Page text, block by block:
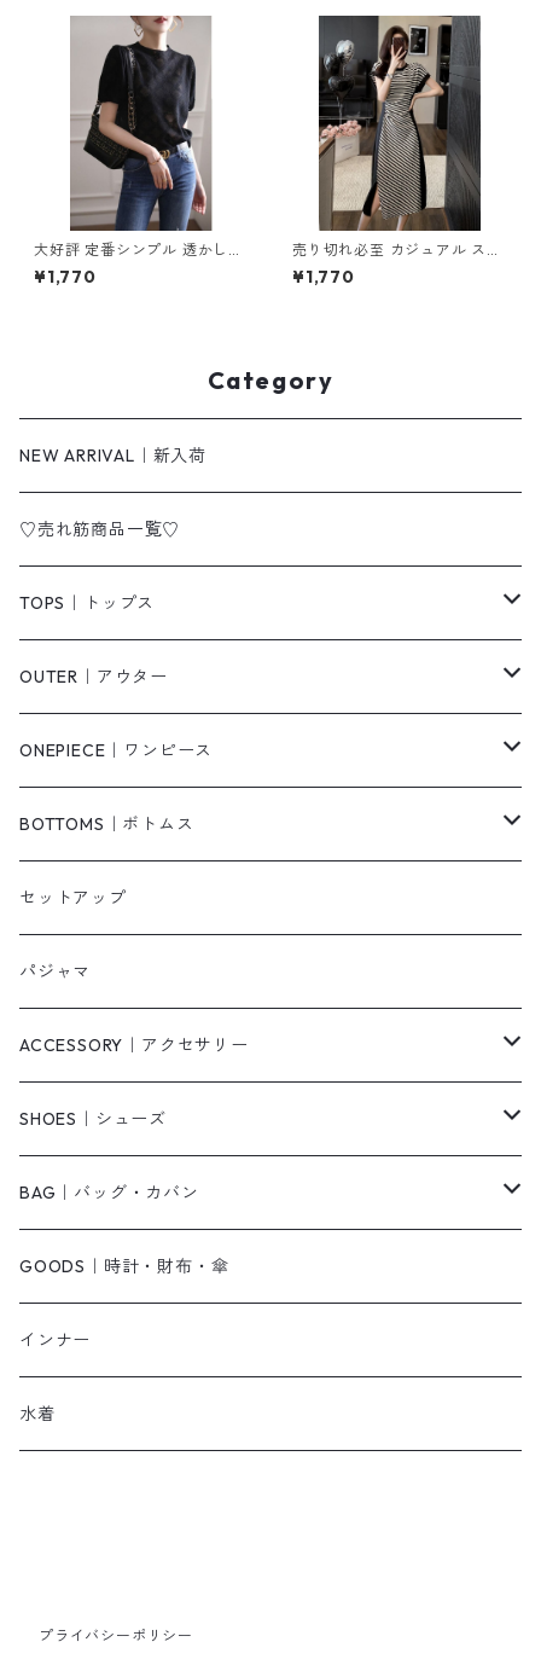
大好評 定番シンプル 透かし彫
り 半袖Tシャツ m-253
¥1,770
売り切れ必至 カジュアル スト
ライプ柄 切り替え ワンピース
m-277
¥1,770
Category
NEW ARRIVAL｜新入荷
♡売れ筋商品一覧♡
TOPS｜トップス
Tシャツ/カットソー
シャツ/ブラウス
ベスト/チョッキ
タンクトップ/キャミソール
スウェット/パーカー
ニット/セーター
ベアトップ・チューブトップ
その他
OUTER｜アウター
ジャケット/ブルゾン
コート
カーディガン
ダウンコート
その他
ONEPIECE｜ワンピース
柄
無地
ニットワンピース
ロングワンピース
シャツワンピース
キャミワンピース
オールインワン・サロペット
ジャンパースカート
その他
BOTTOMS｜ボトムス
パンツ・デニム
ショートパンツ
スカート
その他
セットアップ
パジャマ
ACCESSORY｜アクセサリー
ピアス・リング
ネックレス
ベルト
ブレスレット
帽子
ストール・マフラー
SHOES｜シューズ
パンプス
サンダル
ショートブーツ・ブーティ
ロングブーツ
その他
BAG｜バッグ・カバン
ショルダーバッグ
ハンドバッグ
リュック
その他
GOODS｜時計・財布・傘
インナー
水着
プライバシーポリシー